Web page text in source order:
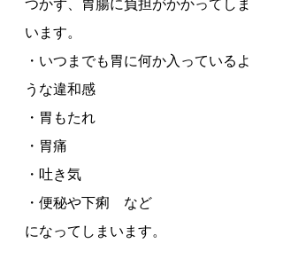
います。
・いつまでも胃に何か入っているよ
うな違和感
・胃もたれ
・胃痛
・吐き気
・便秘や下痢　など
になってしまいます。